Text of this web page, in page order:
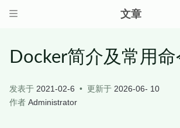
文章
Docker简介及常用命
发表于 2021-02-6 更新于 2026-06- 10
作者 Administrator